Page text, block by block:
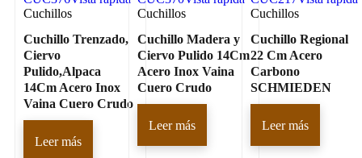
Cuchillos
Cuchillo Trenzado,
Ciervo
Pulido,Alpaca
14Cm Acero Inox
Vaina Cuero Crudo
Leer más
Cuchillos
Cuchillo Madera y
Ciervo Pulido 14Cm
Acero Inox Vaina
Cuero Crudo
Leer más
Cuchillos
Cuchillo Regional
22 Cm Acero
Carbono
SCHMIEDEN
Leer más